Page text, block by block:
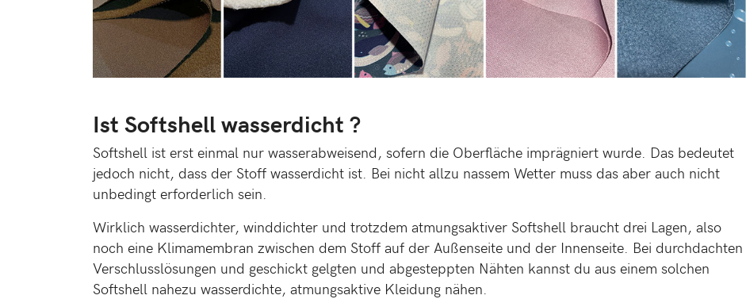
Ist Softshell wasserdicht ?
Softshell ist erst einmal nur wasserabweisend, sofern die Oberfläche imprägniert wurde. Das bedeutet
jedoch nicht, dass der Stoff wasserdicht ist. Bei nicht allzu nassem Wetter muss das aber auch nicht
unbedingt erforderlich sein.
Wirklich wasserdichter, winddichter und trotzdem atmungsaktiver Softshell braucht drei Lagen, also
noch eine Klimamembran zwischen dem Stoff auf der Außenseite und der Innenseite. Bei durchdachten
Verschlusslösungen und geschickt gelgten und abgesteppten Nähten kannst du aus einem solchen
Softshell nahezu wasserdichte, atmungsaktive Kleidung nähen.